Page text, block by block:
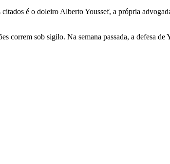
é o doleiro Alberto Youssef, a própria
sob sigilo. Na semana passada, a defesa